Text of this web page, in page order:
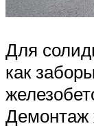
Для
как
Демонтаж